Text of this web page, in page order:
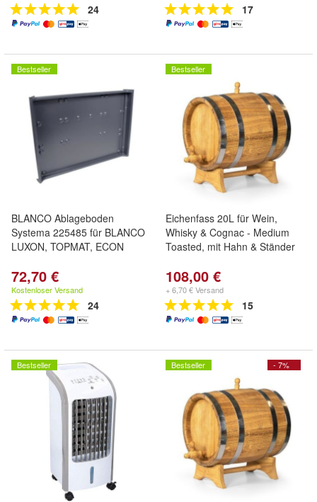
24 17
Bestseller
BLANCO Ablageboden
Systema 225485 für BLANCO
LUXON, TOPMAT, ECON
72,70 €
Kostenloser Versand
24
Bestseller
Eichenfass 20L für Wein,
Whisky & Cognac - Medium
Toasted, mit Hahn & Ständer
108,00 €
+ 6,70 € Versand
15
Bestseller - 7%
Bestseller